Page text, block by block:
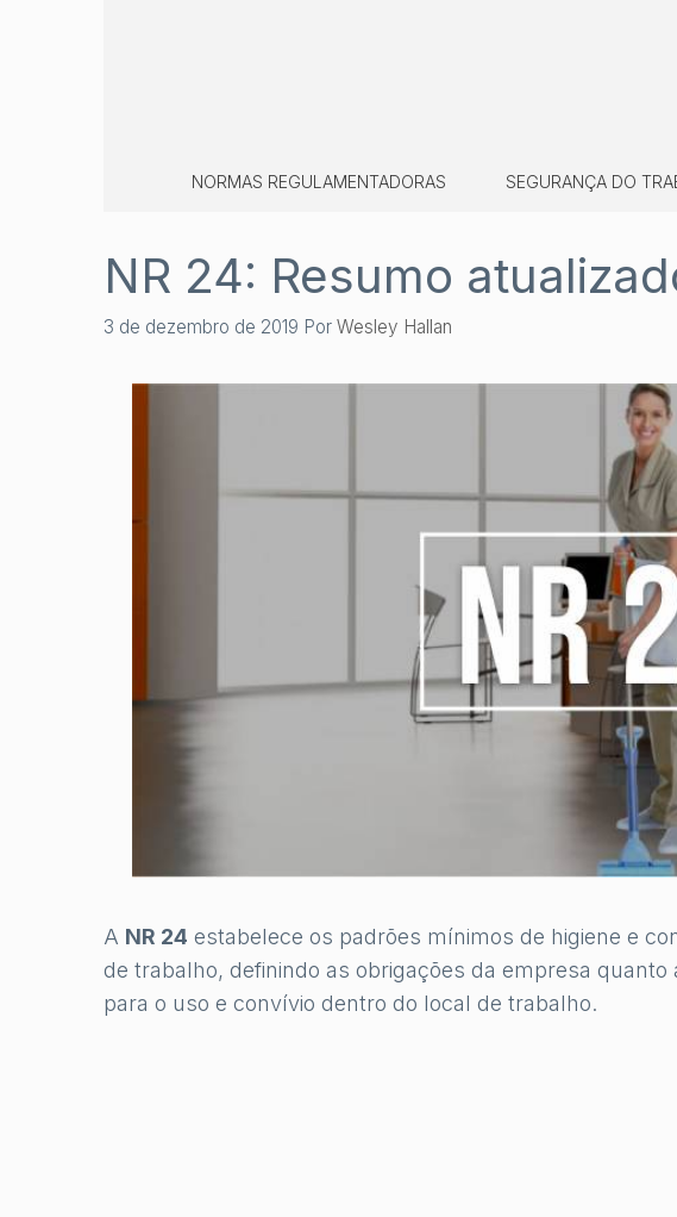
NORMAS REGULAMENTADORAS SEGURANÇA DO
NR 24: Resumo
3 de dezembro de 2019 Por Wesley Hallan
A NR 24 estabelece os padrões mínimos de higiene e
de trabalho, definindo as obrigações da empresa
para o uso e convívio dentro do local de trabalho.